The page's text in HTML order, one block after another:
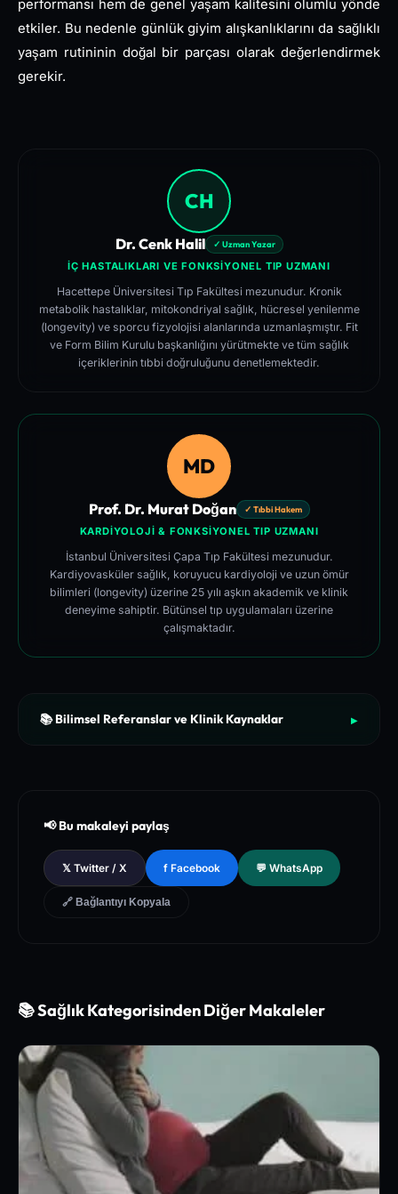
performansı hem de genel yaşam kalitesini olumlu yönde
etkiler. Bu nedenle günlük giyim alışkanlıklarını da sağlıklı
yaşam rutininin doğal bir parçası olarak değerlendirmek
gerekir.
CH
Dr. Cenk Halil ✓ Uzman Yazar
İÇ HASTALIKLARI VE FONKSIYONEL TIP UZMANI
Hacettepe Üniversitesi Tıp Fakültesi mezunudur. Kronik
metabolik hastalıklar, mitokondriyal sağlık, hücresel yenilenme
(longevity) ve sporcu fizyolojisi alanlarında uzmanlaşmıştır. Fit
ve Form Bilim Kurulu başkanlığını yürütmekte ve tüm sağlık
içeriklerinin tıbbi doğruluğunu denetlemektedir.
MD
Prof. Dr. Murat Doğan ✓ Tıbbi Hakem
KARDIYOLOJI & FONKSIYONEL TIP UZMANI
İstanbul Üniversitesi Çapa Tıp Fakültesi mezunudur.
Kardiyovasküler sağlık, koruyucu kardiyoloji ve uzun ömür
bilimleri (longevity) üzerine 25 yılı aşkın akademik ve klinik
deneyime sahiptir. Bütünsel tıp uygulamaları üzerine
çalışmaktadır.
📚 Bilimsel Referanslar ve Klinik Kaynaklar ▶
l Database of Peer-Reviewed Clinical Trials
[3]
The Lancet - Global Health and Preventive Medicine Guidel
ines for Chronic Metabolic Syndrome Management
📢 Bu makaleyi paylaş
𝕏 Twitter / X f Facebook 💬 WhatsApp
🔗 Bağlantıyı Kopyala
📚 Sağlık Kategorisinden Diğer Makaleler